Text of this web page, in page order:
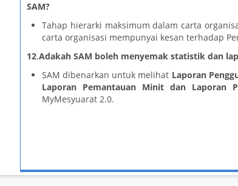
SAM?
Tahap hierarki maksimum dalam carta
carta organisasi mempunyai kesan terhadap
12.Adakah SAM boleh menyemak statistik dan
SAM dibenarkan untuk melihat Laporan
Laporan Pemantauan Minit dan Laporan
MyMesyuarat 2.0.